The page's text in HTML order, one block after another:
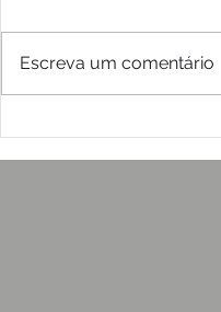
Escreva um comentário